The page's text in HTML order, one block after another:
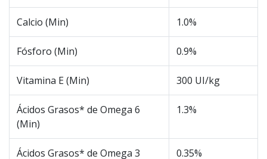
Calcio (Min) 1.0%
Fósforo (Min) 0.9%
Vitamina E (Min) 300 UI/kg
Ácidos Grasos* de Omega 6
(Min)
1.3%
Ácidos Grasos* de Omega 3 0.35%